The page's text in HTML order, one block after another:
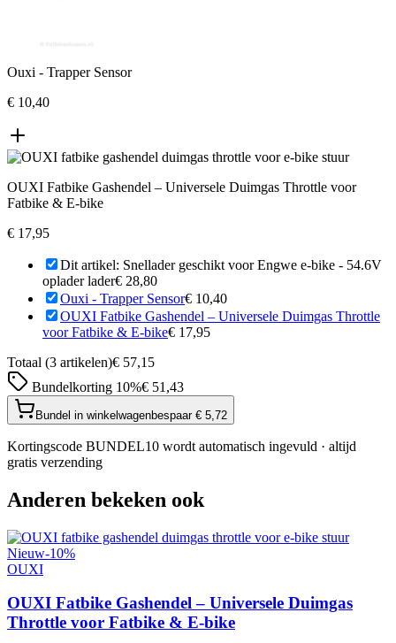
Ouxi - Trapper Sensor
€ 10,40
OUXI Fatbike Gashendel – Universele Duimgas Throttle voor
Fatbike & E-bike
€ 17,95
Dit artikel: Snellader geschikt voor Engwe e-bike - 54.6V
oplader lader€ 28,80
Ouxi - Trapper Sensor€ 10,40
OUXI Fatbike Gashendel – Universele Duimgas Throttle
voor Fatbike & E-bike€ 17,95
Totaal (3 artikelen)€ 57,15
Bundelkorting 10%€ 51,43
Bundel in winkelwagenbespaar € 5,72
Kortingscode BUNDEL10 wordt automatisch ingevuld · altijd
gratis verzending
Anderen bekeken ook
Nieuw-10%
OUXI
OUXI Fatbike Gashendel – Universele Duimgas
Throttle voor Fatbike & E-bike